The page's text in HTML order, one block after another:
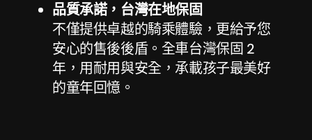
品質承諾，台灣在地保固
不僅提供卓越的騎乘體驗，更給予您
安心的售後後盾。全車台灣保固 2
年，用耐用與安全，承載孩子最美好
的童年回憶。